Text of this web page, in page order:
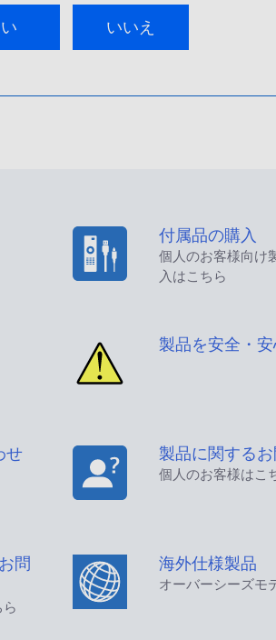
いいえ
付属品の購入
個人のお客様向け
入はこちら
製品を安全・
せ 製品に関する
個人のお客様はこ
問
海外仕様製品
オーバーシーズモ